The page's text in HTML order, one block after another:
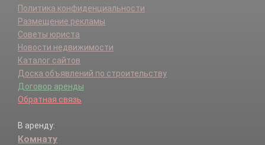
Политика конфиденциальности
Размещение рекламы
Советы юриста
Новости недвижимости
Каталог сайтов
Доска объявлений по строительству
Договор аренды
Обратная связь
В аренду:
Комнату